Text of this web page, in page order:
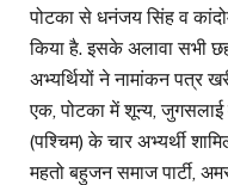
पोटका से धनंजय सिंह व
किया है. इसके अलावा सभी
अभ्यर्थियों ने नामांकन पत्र
एक, पोटका में शून्य,
(पश्चिम) के चार अभ्यर्थी
महतो बहुजन समाज पार्टी,